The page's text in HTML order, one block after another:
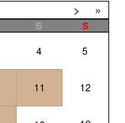
> »
S
S
4 5
11 12